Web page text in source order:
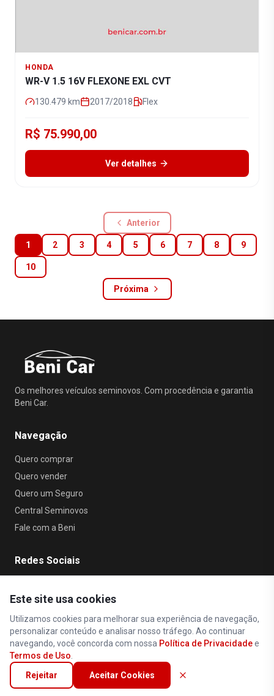
Este site usa cookies
Utilizamos cookies para melhorar sua experiência de navegação,
personalizar conteúdo e analisar nosso tráfego. Ao continuar
navegando, você concorda com nossa Política de Privacidadee
Termos de Uso
Rejeitar
Aceitar Cookies
HONDA
WR-V 1.5 16V FLEXONE EXL CVT
130.479 km 2017/2018 Flex
R$ 75.990,00
Ver detalhes
Anterior
1 2 3 4 5 6 7 8 9
10
Próxima
Os melhores veículos seminovos. Com procedência e garantia
Beni Car.
Navegação
Quero comprar
Quero vender
Quero um Seguro
Central Seminovos
Fale com a Beni
Redes Sociais
Política de Privacidade•Termos de Uso
•